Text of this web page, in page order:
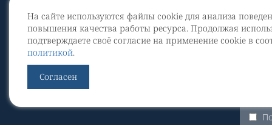
На сайте используются файлы cookie для анализа
повышения качества работы ресурса. Продолжая
подтверждаете своё согласие на применение cookie в
политикой.
Согласен
© 2002 - 2026
МЕДИАКИТ 2023